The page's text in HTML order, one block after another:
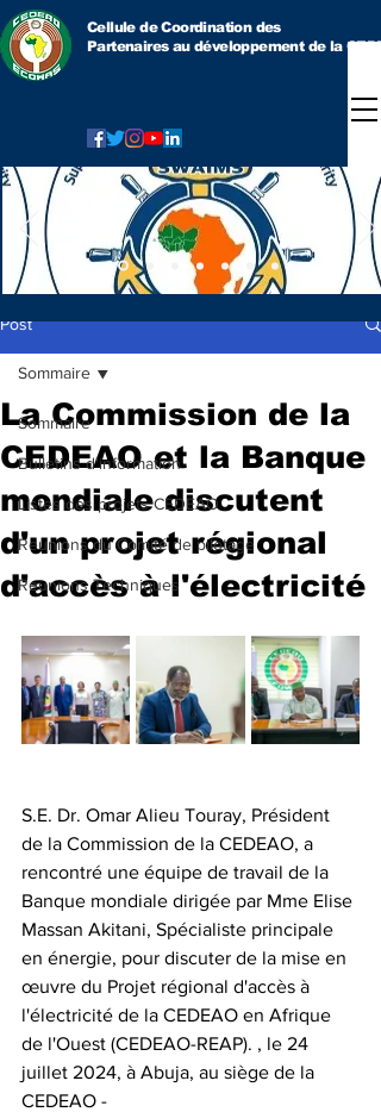
Cellule de Coordination des
Partenaires au développement de la
Post
Sommaire
Bulletins d'information
Listes des projets CEDEAO
Reunions du Comité de pilotage
Reunions Techniques
Sommaire
La Commission de la
CEDEAO et la Banque
mondiale discutent
d'un projet régional
d'accès à l'électricité
S.E. Dr. Omar Alieu Touray, Président
de la Commission de la CEDEAO, a
rencontré une équipe de travail de la
Banque mondiale dirigée par Mme Elise
Massan Akitani, Spécialiste principale
en énergie, pour discuter de la mise en
œuvre du Projet régional d'accès à
l'électricité de la CEDEAO en Afrique
de l'Ouest (CEDEAO-REAP). , le 24
juillet 2024, à Abuja, au siège de la
CEDEAO -